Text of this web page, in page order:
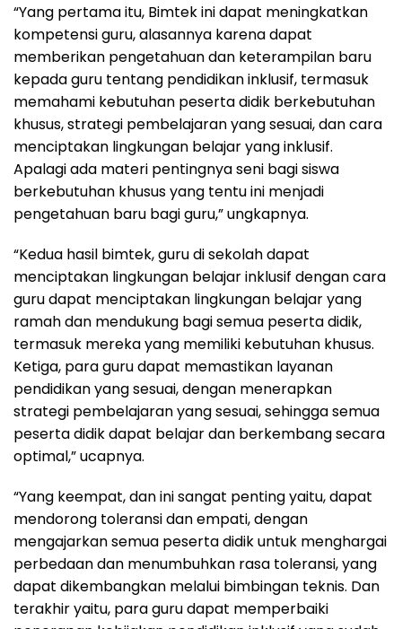
“Yang pertama itu, Bimtek ini dapat meningkatkan
kompetensi guru, alasannya karena dapat
memberikan pengetahuan dan keterampilan baru
kepada guru tentang pendidikan inklusif, termasuk
memahami kebutuhan peserta didik berkebutuhan
khusus, strategi pembelajaran yang sesuai, dan cara
menciptakan lingkungan belajar yang inklusif.
Apalagi ada materi pentingnya seni bagi siswa
berkebutuhan khusus yang tentu ini menjadi
pengetahuan baru bagi guru,” ungkapnya.
“Kedua hasil bimtek, guru di sekolah dapat
menciptakan lingkungan belajar inklusif dengan cara
guru dapat menciptakan lingkungan belajar yang
ramah dan mendukung bagi semua peserta didik,
termasuk mereka yang memiliki kebutuhan khusus.
Ketiga, para guru dapat memastikan layanan
pendidikan yang sesuai, dengan menerapkan
strategi pembelajaran yang sesuai, sehingga semua
peserta didik dapat belajar dan berkembang secara
optimal,” ucapnya.
“Yang keempat, dan ini sangat penting yaitu, dapat
mendorong toleransi dan empati, dengan
mengajarkan semua peserta didik untuk menghargai
perbedaan dan menumbuhkan rasa toleransi, yang
dapat dikembangkan melalui bimbingan teknis. Dan
terakhir yaitu, para guru dapat memperbaiki